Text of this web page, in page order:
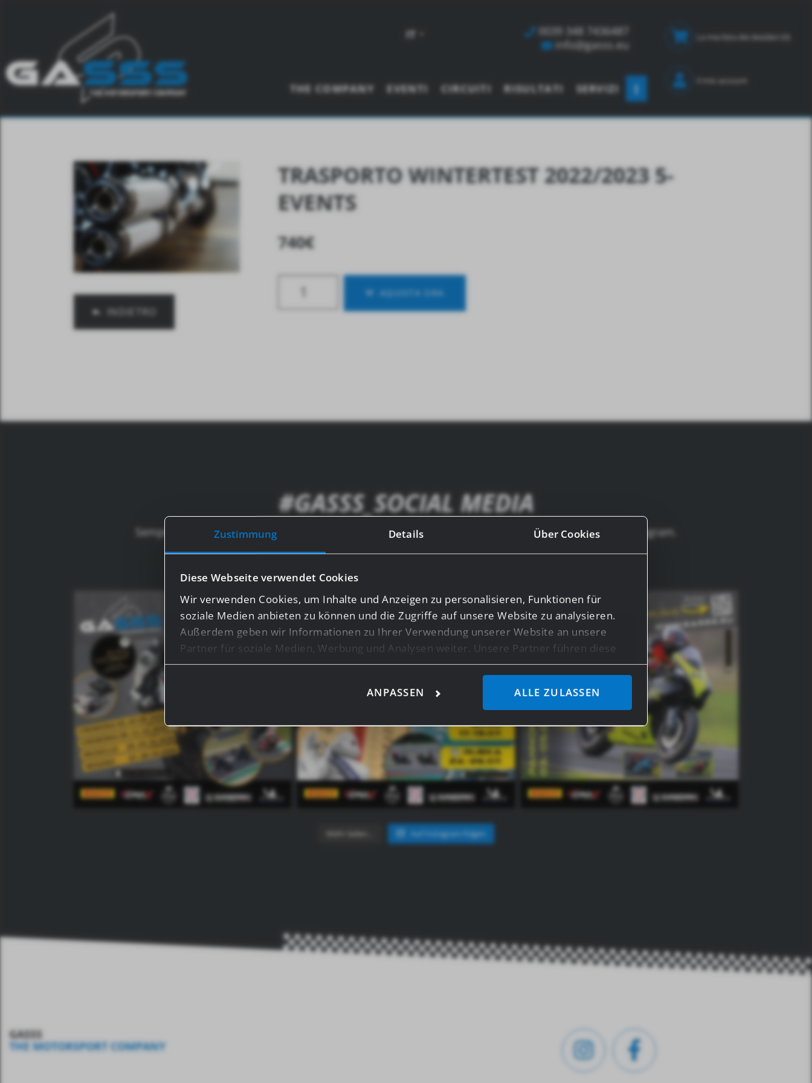
Zustimmung Details Über Cookies
Diese Webseite verwendet Cookies
Wir verwenden Cookies, um Inhalte und Anzeigen zu personalisieren, Funktionen für
soziale Medien anbieten zu können und die Zugriffe auf unsere Website zu analysieren.
Außerdem geben wir Informationen zu Ihrer Verwendung unserer Website an unsere
Partner für soziale Medien, Werbung und Analysen weiter. Unsere Partner führen diese
Informationen möglicherweise mit weiteren Daten zusammen, die Sie ihnen bereitgestellt
haben oder die sie im Rahmen Ihrer Nutzung der Dienste gesammelt haben.
Bei bestimmten Diensten wie Google Analytics kann eine Speicherung von Daten in
Drittländern, wie z.B. USA, nicht ausgeschlossen werden.
ANPASSEN ALLE ZULASSEN
IT
0039 348 7436487
info@gasss.eu
THE COMPANY EVENTI CIRCUITI RISULTATI SERVIZI
La mia lista dei desideri
Il mio account
TRASPORTO WINTERTEST 2022/2023 5-
EVENTS
740€
AQUISTA ORA
INDIETRO
#GASSS_SOCIAL MEDIA
Sempre up to date: se vuoi essere aggiornato su tutte le novità di GASSS, seguici su Facebook e Instagram.
Mehr laden… Auf Instagram folgen
GASSS
THE MOTORSPORT COMPANY